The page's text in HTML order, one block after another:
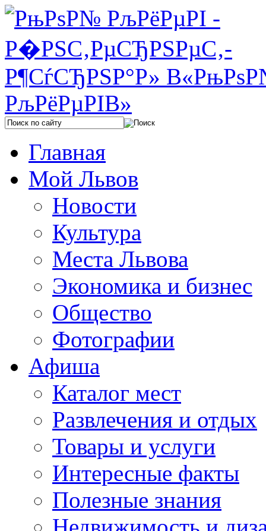
Главная
Мой Львов
Новости
Культура
Места Львова
Экономика и бизнес
Общество
Фотографии
Афиша
Каталог мест
Развлечения и отдых
Товары и услуги
Интересные факты
Полезные знания